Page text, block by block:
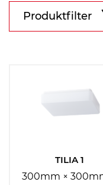
Produktfilter
VyberteTILIA 1
300mm ×